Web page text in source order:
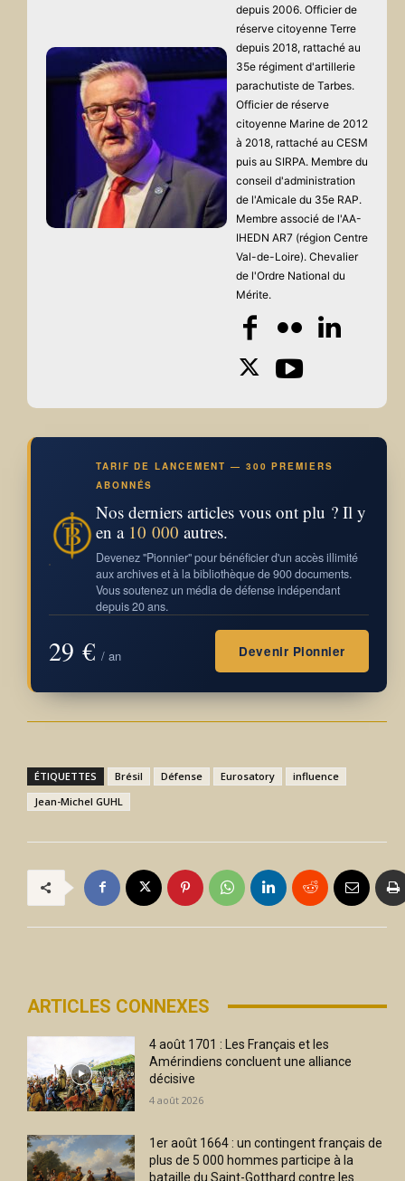
depuis 2006. Officier de
réserve citoyenne Terre
depuis 2018, rattaché au
35e régiment d'artillerie
parachutiste de Tarbes.
Officier de réserve
citoyenne Marine de 2012
à 2018, rattaché au CESM
puis au SIRPA. Membre du
conseil d'administration
de l'Amicale du 35e RAP.
Membre associé de l'AA-
IHEDN AR7 (région Centre
Val-de-Loire). Chevalier
de l'Ordre National du
Mérite.
TARIF DE LANCEMENT — 300 PREMIERS
ABONNÉS
Nos derniers articles vous ont plu ? Il y
en a 10 000 autres.
Devenez "Pionnier" pour bénéficier d'un accès illimité
aux archives et à la bibliothèque de 900 documents.
Vous soutenez un média de défense indépendant
depuis 20 ans.
29 € / an Devenir Pionnier
ÉTIQUETTES Brésil Défense Eurosatory
influence
Jean-Michel GUHL
ARTICLES CONNEXES
4 août 1701 : Les Français et les
Amérindiens concluent une alliance
décisive
4 août 2026
1er août 1664 : un contingent français de
plus de 5 000 hommes participe à la
bataille du Saint-Gotthard contre les